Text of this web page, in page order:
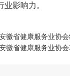
业影响力。
徽省健康服务业协
徽省健康服务业协